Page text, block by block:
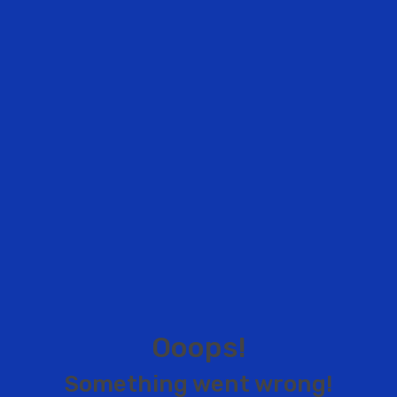
Ooops!
Something went wrong!